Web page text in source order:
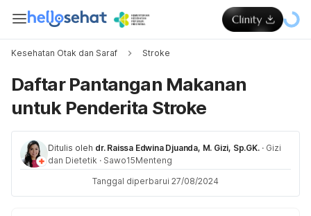
Kesehatan Otak dan Saraf Stroke
Daftar Pantangan Makanan
untuk Penderita Stroke
Ditulis oleh dr. Raissa Edwina Djuanda, M. Gizi, Sp.GK. · Gizi
dan Dietetik · Sawo15Menteng
Tanggal diperbarui 27/08/2024